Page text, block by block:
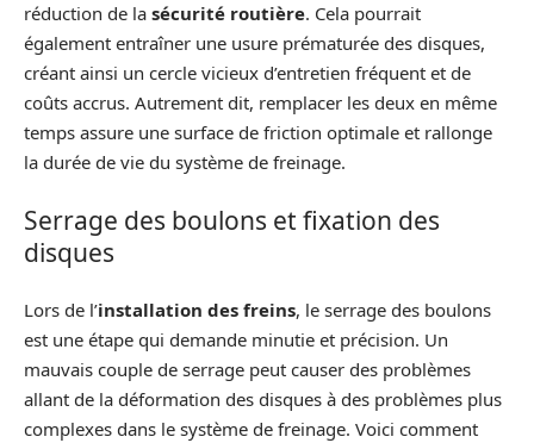
réduction de la sécurité routière. Cela pourrait
également entraîner une usure prématurée des disques,
créant ainsi un cercle vicieux d’entretien fréquent et de
coûts accrus. Autrement dit, remplacer les deux en même
temps assure une surface de friction optimale et rallonge
la durée de vie du système de freinage.
Serrage des boulons et fixation des
disques
Lors de l’installation des freins, le serrage des boulons
est une étape qui demande minutie et précision. Un
mauvais couple de serrage peut causer des problèmes
allant de la déformation des disques à des problèmes plus
complexes dans le système de freinage. Voici comment